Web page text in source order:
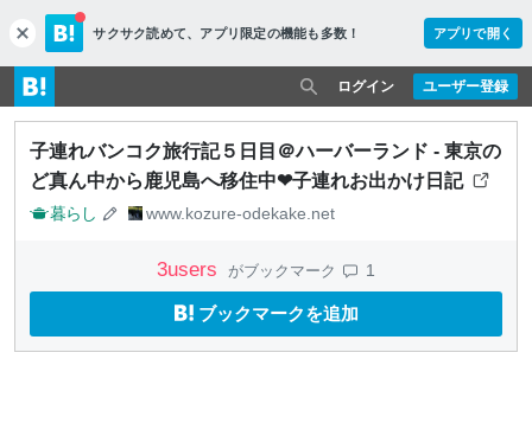
c
l
o
s
e
サクサク読めて、 アプリ限定の機能も多数！ アプリで開く
ユーザー登録
ログイン
子連れバンコク旅行記５日目＠ハーバーランド - 東京の
ど真ん中から鹿児島へ移住中❤︎子連れお出かけ日記
暮らし www.kozure-odekake.net
3users がブックマーク 1
ブックマークを追加